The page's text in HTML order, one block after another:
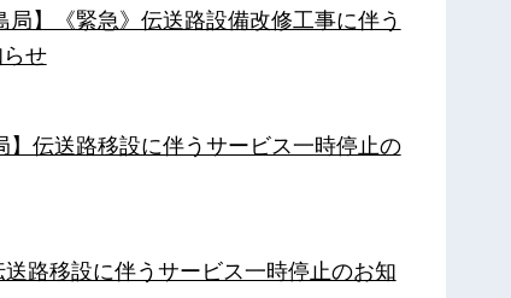
局】《緊急》伝送路設備改修工事に伴う
せ
】伝送路移設に伴うサービス一時停止の
路移設に伴うサービス一時停止のお知